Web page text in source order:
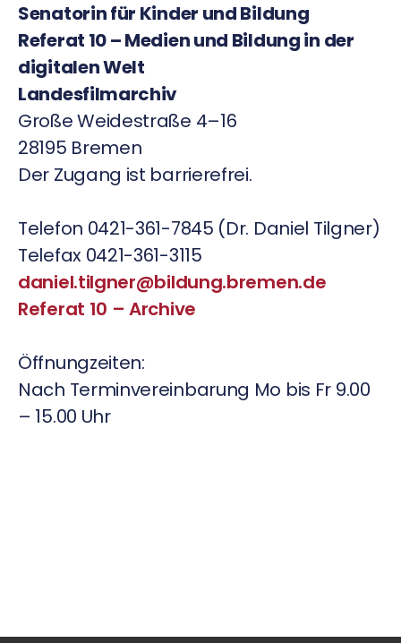
Senatorin für Kinder und Bildung
Referat 10 – Medien und Bildung in der
digitalen Welt
Landesfilmarchiv
Große Weidestraße 4–16
28195 Bremen
Der Zugang ist barrierefrei.
Telefon 0421-361-7845 (Dr. Daniel Tilgner)
Telefax 0421-361-3115
daniel.tilgner@bildung.bremen.de
Referat 10 – Archive
Öffnungzeiten:
Nach Terminvereinbarung Mo bis Fr 9.00
– 15.00 Uhr